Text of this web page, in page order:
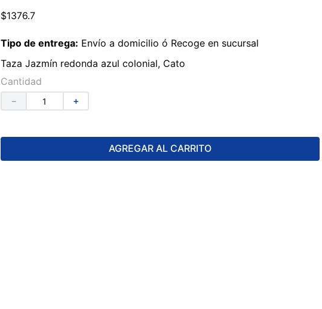
$1376.7
Tipo de entrega: Envío a domicilio ó Recoge en sucursal
Taza Jazmín redonda azul colonial, Cato
Cantidad
＋
－
AGREGAR AL CARRITO